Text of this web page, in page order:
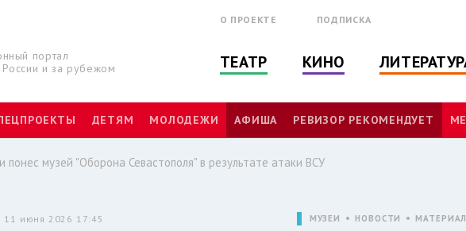
портал
России и за рубежом
О ПРОЕКТЕ ПОДПИСКА
ТЕАТР КИНО
ДЕТЯМ МОЛОДЕЖИ АФИША РЕВИЗОР РЕКОМЕНДУЕТ
понес музей "Оборона Севастополя" в результате атаки ВСУ
11 июня 2026 17:45 МУЗЕИ НОВОСТИ МАТЕРИАЛ